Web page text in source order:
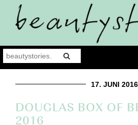
17. JUNI 2016
DOUGLAS BOX OF
2016